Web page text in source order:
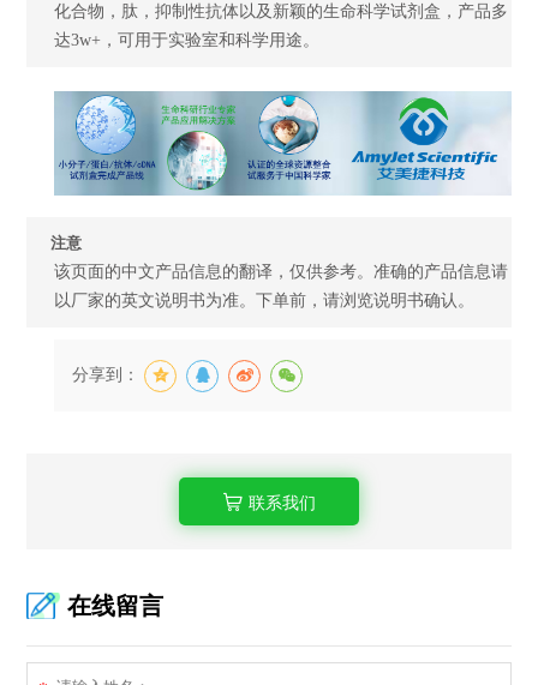
化合物，肽，抑制性抗体以及新颖的生命科学试剂盒，产品多
达3w+，可用于实验室和科学用途。
注意
该页面的中文产品信息的翻译，仅供参考。准确的产品信息请
以厂家的英文说明书为准。下单前，请浏览说明书确认。
分享到：
联系我们
在线留言